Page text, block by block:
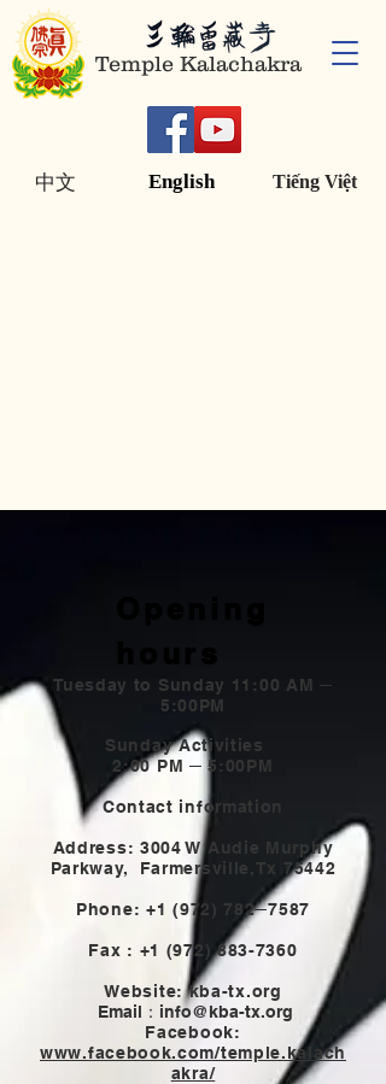
Temple Kalachakra
English Tiếng Việt
中文
Tuesday to Sunday 11:00 AM ─
5:00PM
Sunday Activities
2:00 PM ─ 5:00PM
Contact information
Address: 3004 W Audie Murphy
Parkway, Farmersville,Tx 75442
Phone: +1 (972) 782─7587
Fax : +1 (972) 883-7360
Website: kba-tx.org
Email： info@kba-tx.org
Facebook:
www.facebook.com/temple.kalach
akra/